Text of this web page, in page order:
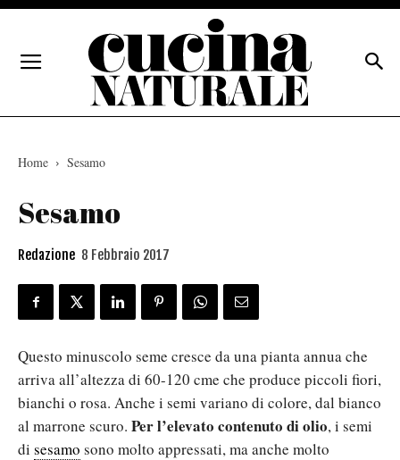
Home Sesamo
Sesamo
Redazione 8 Febbraio 2017
Questo minuscolo seme cresce da una pianta annua che
arriva all’altezza di 60-120 cme che produce piccoli fiori,
bianchi o rosa. Anche i semi variano di colore, dal bianco
al marrone scuro. Per l’elevato contenuto di olio, i semi
di sesamo sono molto appressati, ma anche molto